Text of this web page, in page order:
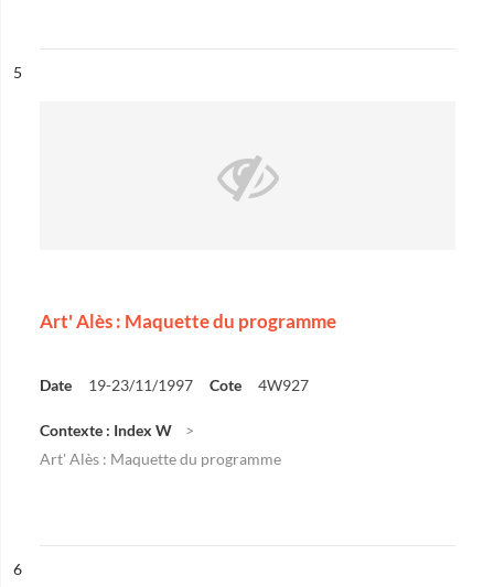
n°
5
Art' Alès : Maquette du programme
Date 19-23/11/1997 Cote 4W927
Contexte : Index W
Art' Alès : Maquette du programme
n°
6